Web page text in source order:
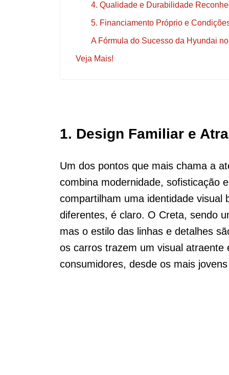
4. Qualidade e Durabilidade
5. Financiamento Próprio e
A Fórmula do Sucesso da Hyundai
Veja Mais!
1. Design Familiar e
Um dos pontos que mais chama a
combina modernidade, sofisticação
compartilham uma identidade
diferentes, é claro. O Creta, sendo
mas o estilo das linhas e detalhes
os carros trazem um visual
consumidores, desde os mais